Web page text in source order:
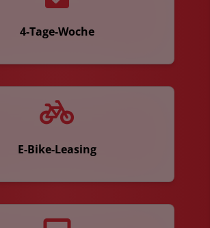
4-Tage-Woche
E-Bike-Leasing